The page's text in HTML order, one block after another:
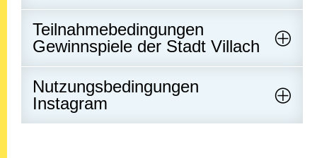
Teilnahmebedingungen
Gewinnspiele der Stadt Villach
Nutzungsbedingungen
Instagram